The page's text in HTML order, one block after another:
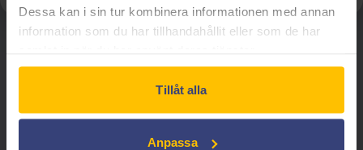
Dessa kan i sin tur kombinera informationen med annan
information som du har tillhandahållit eller som de har
Tillåt alla
Anpassa
Swedish Film AB:s tjänster är endast avsedda
för institutionell visning. För privat bruk,
vänligen utforska andra lämpliga alternativ.